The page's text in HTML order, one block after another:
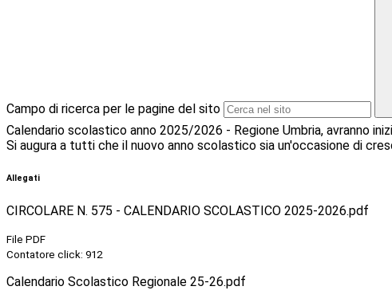
Campo di ricerca per le pagine del sito
Calendario scolastico anno 2025/2026 - Regione Umbria, avranno
Si augura a tutti che il nuovo anno scolastico sia un'occasione di
Allegati
CIRCOLARE N. 575 - CALENDARIO SCOLASTICO 2025-2026.pdf
File PDF
Contatore click: 912
Calendario Scolastico Regionale 25-26.pdf